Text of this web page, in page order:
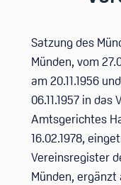
Satzung des
Münden, vom
am 20.11.1956
06.11.1957 in
Amtsgerichtes
16.02.1978,
Vereinsregister
Münden, ergänzt